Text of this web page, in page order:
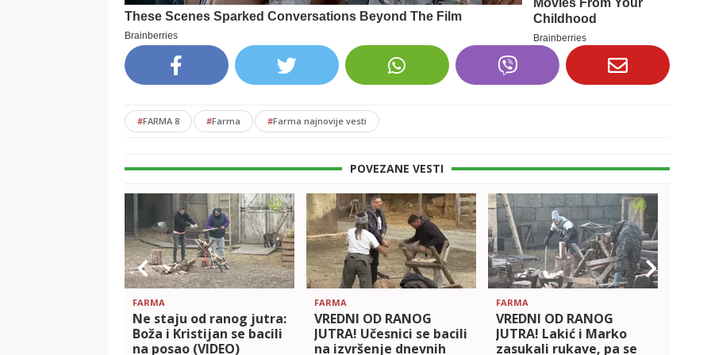
#FARMA 8 #Farma #Farma najnovije vesti
POVEZANE VESTI
FARMA
Ne staju od ranog jutra:
Boža i Kristijan se bacili
na posao (VIDEO)
FARMA
VREDNI OD RANOG
JUTRA! Učesnici se bacili
na izvršenje dnevnih
FARMA
VREDNI OD RANOG
JUTRA! Lakić i Marko
zasukali rukave, pa se